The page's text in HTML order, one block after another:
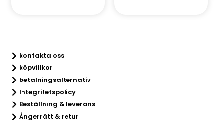
kontakta oss
köpvillkor
betalningsalternativ
Integritetspolicy
Beställning & leverans
Ångerrätt & retur​